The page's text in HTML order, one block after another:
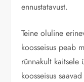
ennustatavust.
Teine oluline
koosseisus peab
rünnakult kaitsele
koosseisus